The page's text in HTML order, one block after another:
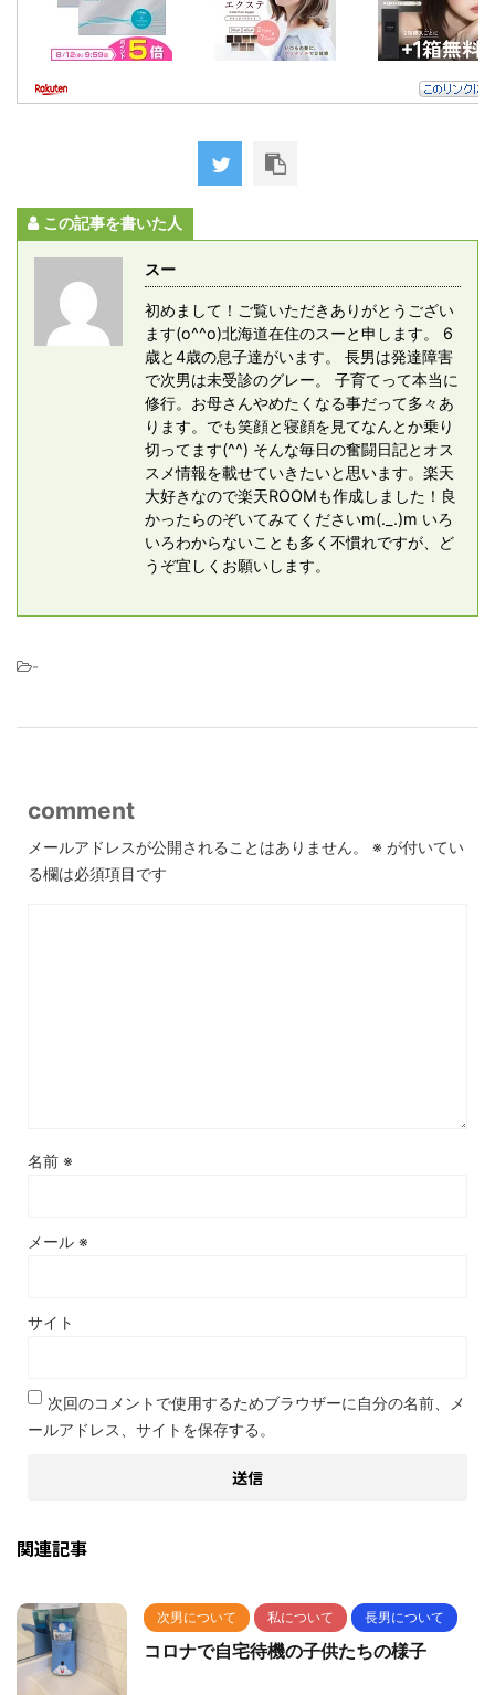
この記事を書いた人
スー
初めまして！ご覧いただきありがとうござい
ます(o^^o)北海道在住のスーと申します。 6
歳と4歳の息子達がいます。 長男は発達障害
で次男は未受診のグレー。 子育てって本当に
修行。お母さんやめたくなる事だって多々あ
ります。でも笑顔と寝顔を見てなんとか乗り
切ってます(^^) そんな毎日の奮闘日記とオス
スメ情報を載せていきたいと思います。楽天
大好きなので楽天ROOMも作成しました！良
かったらのぞいてみてくださいm(._.)m いろ
いろわからないことも多く不慣れですが、ど
うぞ宜しくお願いします。
-
comment
メールアドレスが公開されることはありません。 ※ が付いてい
る欄は必須項目です
名前 ※
メール ※
サイト
次回のコメントで使用するためブラウザーに自分の名前、メ
ールアドレス、サイトを保存する。
関連記事
次男について 私について 長男について
コロナで自宅待機の子供たちの様子